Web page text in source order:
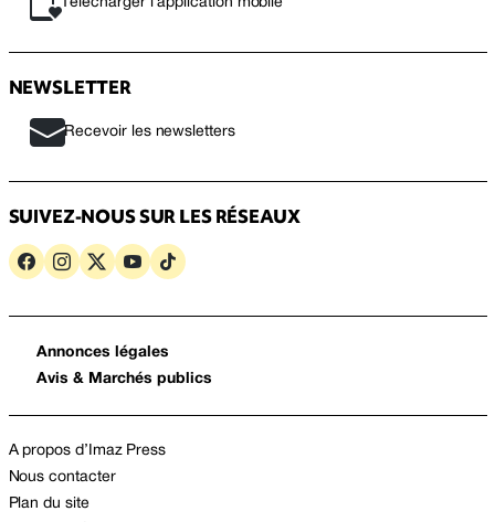
Télécharger l’application mobile
NEWSLETTER
Recevoir les newsletters
SUIVEZ-NOUS SUR LES RÉSEAUX
Annonces légales
Avis & Marchés publics
A propos d’Imaz Press
Nous contacter
Plan du site